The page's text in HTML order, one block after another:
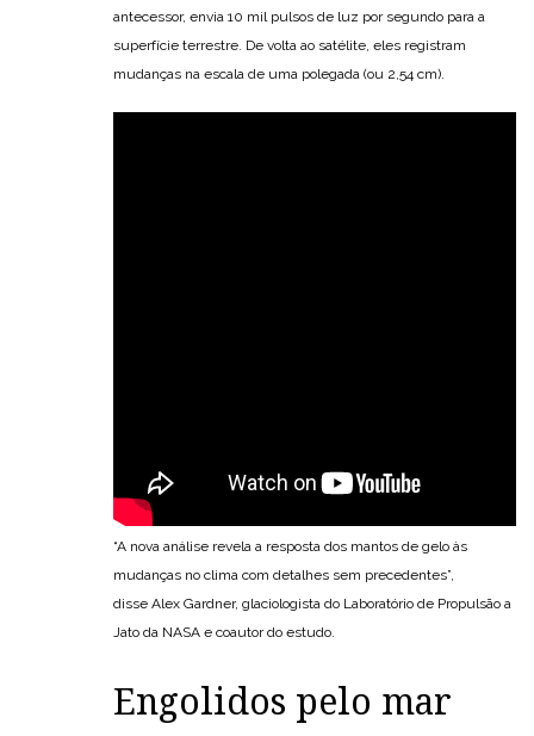
antecessor, envia 10 mil pulsos de luz por segundo para a
superfície terrestre. De volta ao satélite, eles registram
mudanças na escala de uma polegada (ou 2,54 cm).
“A nova análise revela a resposta dos mantos de gelo às
mudanças no clima com detalhes sem precedentes”,
disse Alex Gardner, glaciologista do Laboratório de Propulsão a
Jato da NASA e coautor do estudo.
Engolidos pelo mar